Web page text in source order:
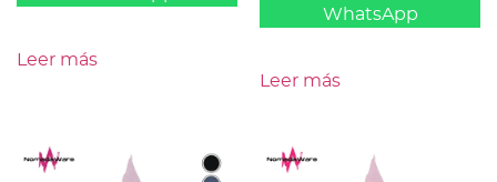
Leer más
WhatsApp
Leer más